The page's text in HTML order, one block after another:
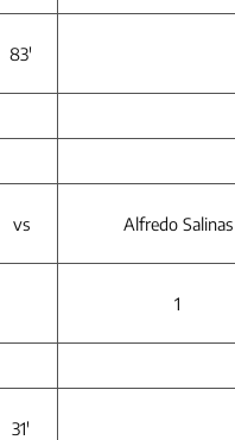
83′
vs Alfredo Salinas
1
31′